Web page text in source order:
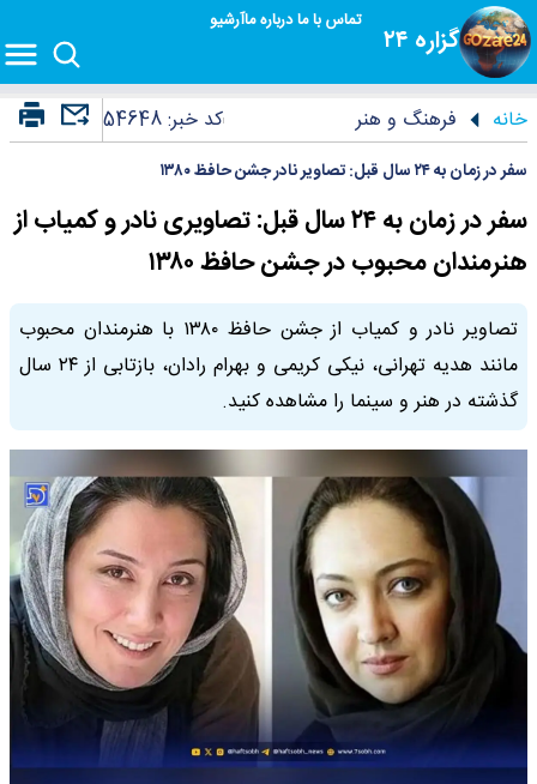
گزاره ۲۴
تماس با مادرباره ماآرشیو
خانه فرهنگ و هنر کد خبر:54648
سفر در زمان به ۲۴ سال قبل: تصاویر نادر جشن حافظ ۱۳۸۰
سفر در زمان به ۲۴ سال قبل: تصاویری نادر و کمیاب از
هنرمندان محبوب در جشن حافظ ۱۳۸۰
تصاویر نادر و کمیاب از جشن حافظ ۱۳۸۰ با هنرمندان محبوب
مانند هدیه تهرانی، نیکی کریمی و بهرام رادان، بازتابی از ۲۴ سال
گذشته در هنر و سینما را مشاهده کنید.